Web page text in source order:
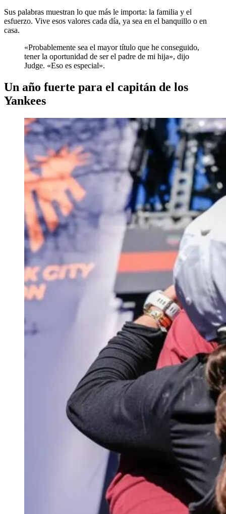
Sus palabras muestran lo que más le importa: la familia y el
esfuerzo. Vive esos valores cada día, ya sea en el banquillo o en
casa.
«Probablemente sea el mayor título que he conseguido,
tener la oportunidad de ser el padre de mi hija», dijo
Judge. «Eso es especial».
Un año fuerte para el capitán de los
Yankees